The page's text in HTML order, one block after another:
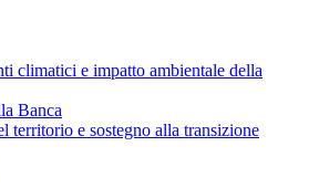
climatici e impatto ambientale della
Banca
territorio e sostegno alla transizione